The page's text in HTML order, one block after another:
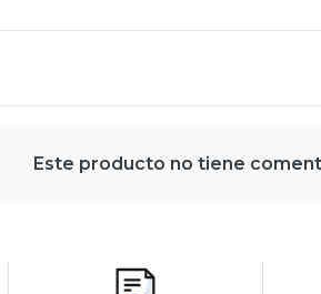
Este producto no tiene